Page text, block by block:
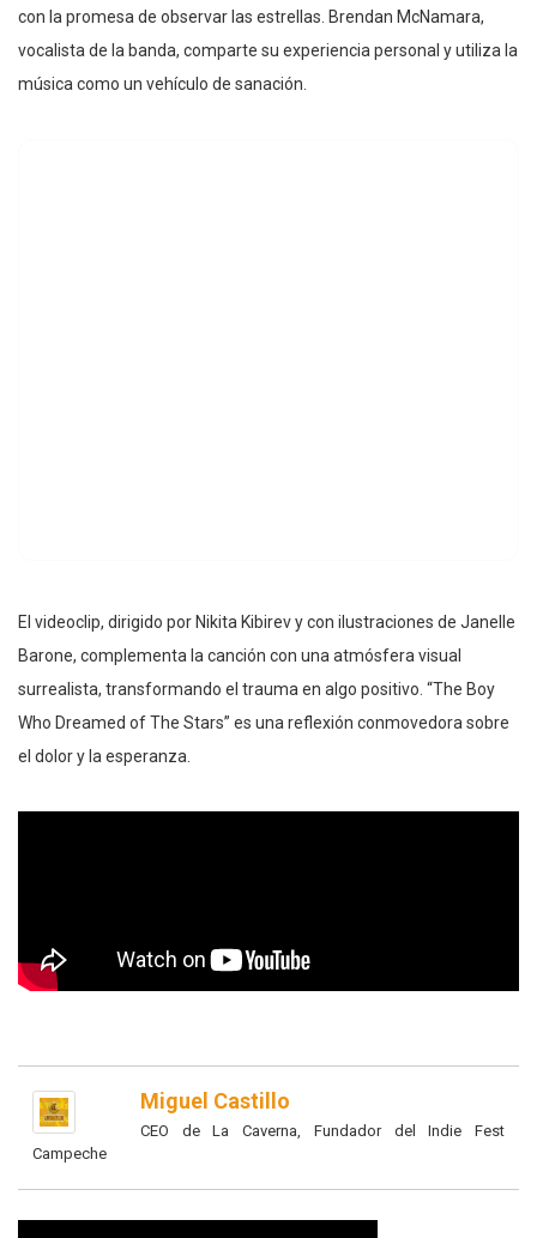
con la promesa de observar las estrellas. Brendan McNamara,
vocalista de la banda, comparte su experiencia personal y utiliza la
música como un vehículo de sanación.
El videoclip, dirigido por Nikita Kibirev y con ilustraciones de Janelle
Barone, complementa la canción con una atmósfera visual
surrealista, transformando el trauma en algo positivo. “The Boy
Who Dreamed of The Stars” es una reflexión conmovedora sobre
el dolor y la esperanza.
Miguel Castillo
CEO de La Caverna, Fundador del Indie Fest
Campeche